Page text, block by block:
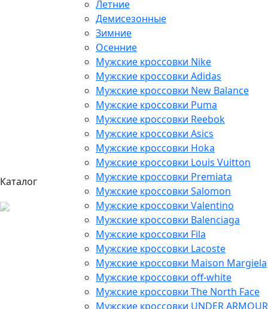
Каталог
Летние
Демисезонные
Зимние
Осенние
Мужские кроссовки Nike
Мужские кроссовки Adidas
Мужские кроссовки New Balance
Мужские кроссовки Puma
Мужские кроссовки Reebok
Мужские кроссовки Asics
Мужские кроссовки Hoka
Мужские кроссовки Louis Vuitton
Мужские кроссовки Premiata
Мужские кроссовки Salomon
Мужские кроссовки Valentino
Мужские кроссовки Balenciaga
Мужские кроссовки Fila
Мужские кроссовки Lacoste
Мужские кроссовки Maison Margiela
Мужские кроссовки off-white
Мужские кроссовки The North Face
Мужские кроссовки UNDER ARMOUR